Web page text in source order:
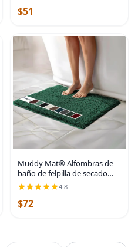
$51
Muddy Mat® Alfombras de
baño de felpilla de secado
rápido, antideslizantes,
suaves y altamente
4.8
$72